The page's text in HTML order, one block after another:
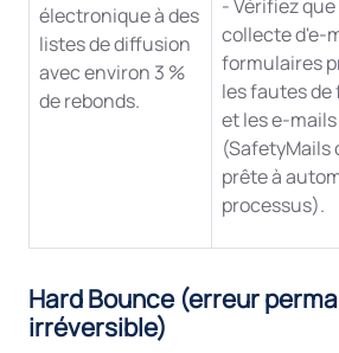
électronique à des
listes de diffusion
avec environ 3 %
de rebonds.
- Vérifiez
collecte d'e-
formulaires
les fautes
et les e-
(SafetyMails
prête à
processus).
Hard Bounce (erreur
irréversible)